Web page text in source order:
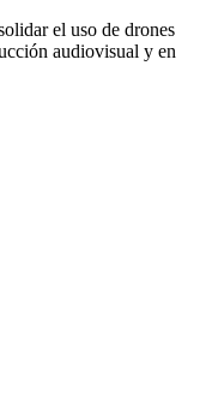
el uso de drones
audiovisual y en